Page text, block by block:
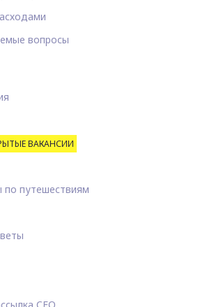
вопросы
ВАКАНСИИ
по путешествиям
CEO